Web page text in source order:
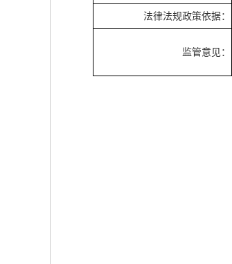
法律法规政策依据：
监管意见：